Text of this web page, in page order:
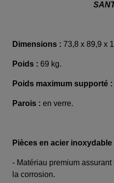
Dimensions : 73,8 x 89,9 x
Poids : 69 kg.
Poids maximum supporté :
Parois : en verre.
Pièces en acier inoxydable
- Matériau premium
la corrosion.